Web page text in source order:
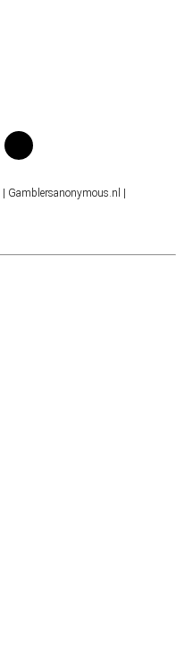
| Gamblersanonymous.nl |